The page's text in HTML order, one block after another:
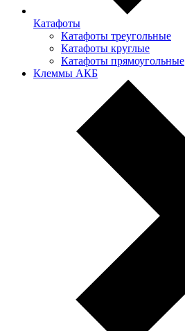
Катафоты
Катафоты треугольные
Катафоты круглые
Катафоты прямоугольные
Клеммы АКБ